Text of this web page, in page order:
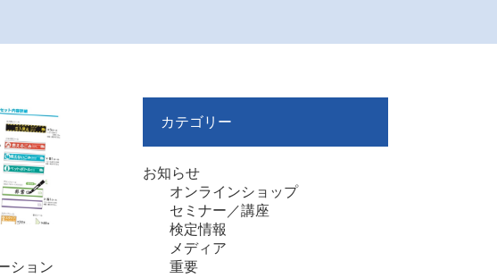
ション
カテゴリー
お知らせ
オンラインショップ
セミナー／講座
検定情報
メディア
重要